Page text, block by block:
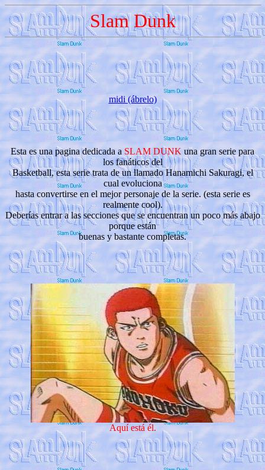
Slam Dunk
midi (ábrelo)
Esta es una pagina dedicada a SLAM DUNK una gran serie para
los fanáticos del
Basketball, esta serie trata de un llamado Hanamichi Sakuragi, el
cual evoluciona
hasta convertirse en el mejor personaje de la serie. (esta serie es
realmente cool).
Deberías entrar a las secciones que se encuentran un poco más abajo
porque están
buenas y bastante completas.
Aquí está él.